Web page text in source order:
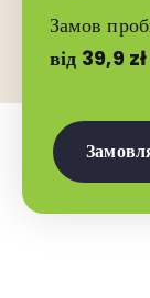
Замов
від 39,9 zł